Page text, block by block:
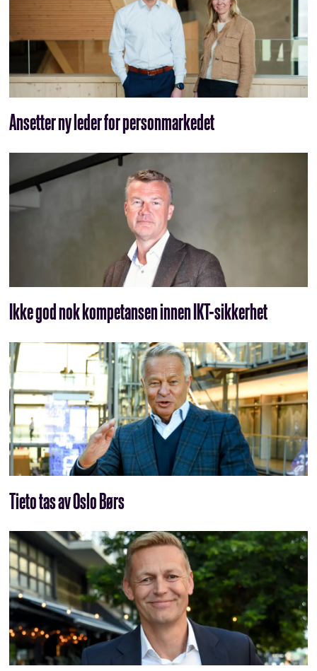
Ansetter ny leder for personmarkedet
Ikke god nok kompetansen innen IKT-sikkerhet
Tieto tas av Oslo Børs